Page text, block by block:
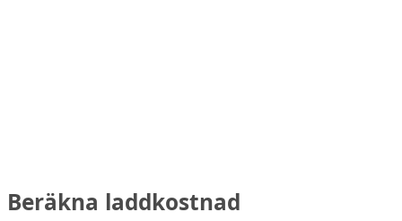
Beräkna laddkostnad